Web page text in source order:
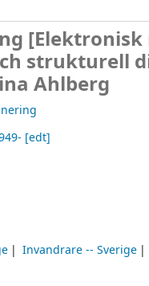
[Elektronisk
strukturell
Ahlberg
[edt]
Invandrare -- Sverige